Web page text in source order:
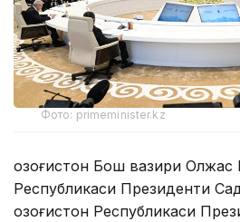
Фото: primeminister.kz
Қозоғистон Бош вазири Олжас
Республикаси Президенти
Қозоғистон Республикаси